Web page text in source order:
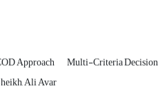
Approach Multi-Criteria
Ali Avar